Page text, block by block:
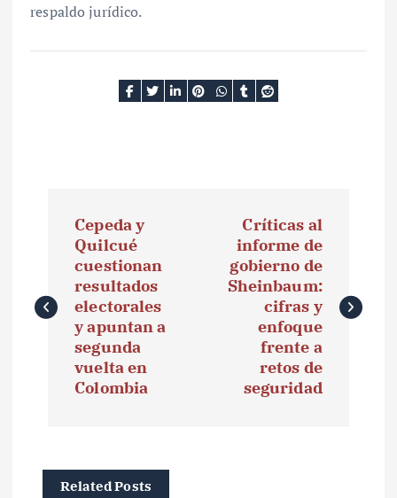
respaldo jurídico.
e
Cepeda y
Quilcué
cuestionan
resultados
electorales
y apuntan a
segunda
vuelta en
Colombia
Críticas al
informe de
gobierno de
Sheinbaum:
cifras y
enfoque
frente a
retos de
seguridad
Related Posts